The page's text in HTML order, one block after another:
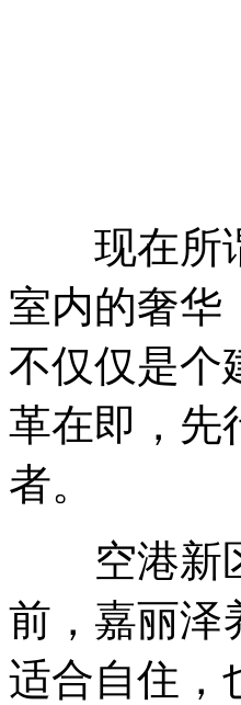
现在所谓
室内的奢华
不仅仅是个
革在即，先
者。
空港新区
前，嘉丽泽
适合自住，